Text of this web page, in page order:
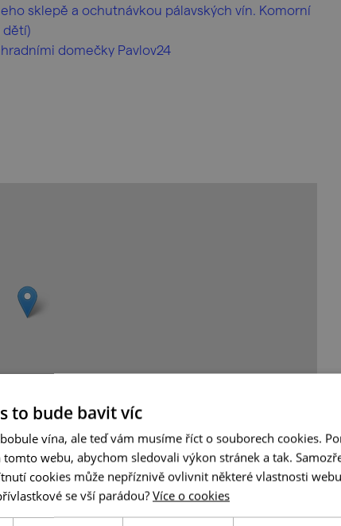
sklepě a ochutnávkou pálavských vín. Komorní
dětí)
domečky Pavlov24
Leaflet © Seznam.cz a.s. a další
to bude bavit víc
vína, ale teď vám musíme říct o souborech cookies.
tomto webu, abychom sledovali výkon stránek a tak.
cookies může nepříznivě ovlivnit některé vlastnosti
se vší parádou? Více o cookies